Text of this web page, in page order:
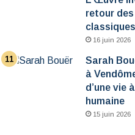
retour
classiques
16 juin 2026
Sarah
à
d’une vie
humaine
15 juin 2026